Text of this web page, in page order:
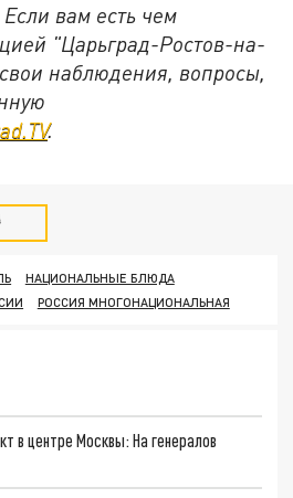
. Если вам есть чем
"Царьград-Ростов-на-
наблюдения, вопросы,
.
НАЦИОНАЛЬНЫЕ БЛЮДА
РОССИЯ МНОГОНАЦИОНАЛЬНАЯ
в центре Москвы: На генералов